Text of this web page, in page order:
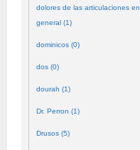
dolores de las articulaciones en
general (1)
dominicos (0)
dos (0)
dourah (1)
Dr. Perron (1)
Drusos (5)